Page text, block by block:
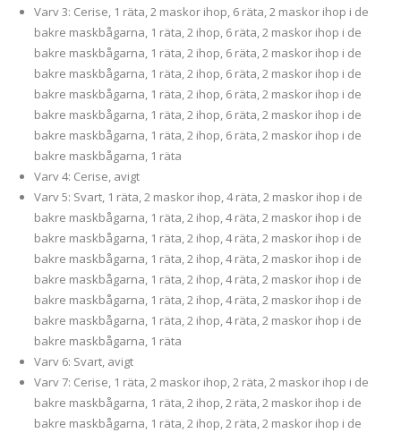
Varv 3: Cerise, 1 räta, 2 maskor ihop, 6 räta, 2 maskor ihop i de
bakre maskbågarna, 1 räta, 2 ihop, 6 räta, 2 maskor ihop i de
bakre maskbågarna, 1 räta, 2 ihop, 6 räta, 2 maskor ihop i de
bakre maskbågarna, 1 räta, 2 ihop, 6 räta, 2 maskor ihop i de
bakre maskbågarna, 1 räta, 2 ihop, 6 räta, 2 maskor ihop i de
bakre maskbågarna, 1 räta, 2 ihop, 6 räta, 2 maskor ihop i de
bakre maskbågarna, 1 räta, 2 ihop, 6 räta, 2 maskor ihop i de
bakre maskbågarna, 1 räta
Varv 4: Cerise, avigt
Varv 5: Svart, 1 räta, 2 maskor ihop, 4 räta, 2 maskor ihop i de
bakre maskbågarna, 1 räta, 2 ihop, 4 räta, 2 maskor ihop i de
bakre maskbågarna, 1 räta, 2 ihop, 4 räta, 2 maskor ihop i de
bakre maskbågarna, 1 räta, 2 ihop, 4 räta, 2 maskor ihop i de
bakre maskbågarna, 1 räta, 2 ihop, 4 räta, 2 maskor ihop i de
bakre maskbågarna, 1 räta, 2 ihop, 4 räta, 2 maskor ihop i de
bakre maskbågarna, 1 räta, 2 ihop, 4 räta, 2 maskor ihop i de
bakre maskbågarna, 1 räta
Varv 6: Svart, avigt
Varv 7: Cerise, 1 räta, 2 maskor ihop, 2 räta, 2 maskor ihop i de
bakre maskbågarna, 1 räta, 2 ihop, 2 räta, 2 maskor ihop i de
bakre maskbågarna, 1 räta, 2 ihop, 2 räta, 2 maskor ihop i de